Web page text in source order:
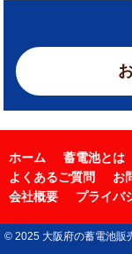
ホーム 蓄電池とは
よくあるご質問
お
会社概要
プライバ
© 2025 大阪府の蓄電池販